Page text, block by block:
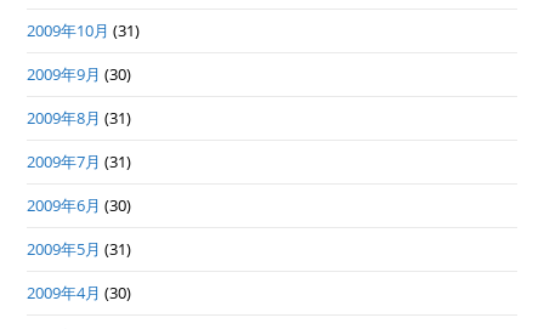
2009年10月 (31)
2009年9月 (30)
2009年8月 (31)
2009年7月 (31)
2009年6月 (30)
2009年5月 (31)
2009年4月 (30)